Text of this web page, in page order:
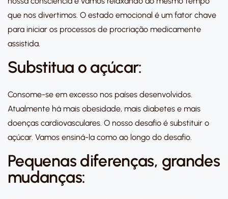
que nos divertimos. O estado emocional é um fator chave
para iniciar os processos de procriação medicamente
assistida.
Substitua o açúcar:
Consome-se em excesso nos países desenvolvidos.
Atualmente há mais obesidade, mais diabetes e mais
doenças cardiovasculares. O nosso desafio é substituir o
açúcar. Vamos ensiná-la como ao longo do desafio.
Pequenas diferenças, grandes
mudanças: